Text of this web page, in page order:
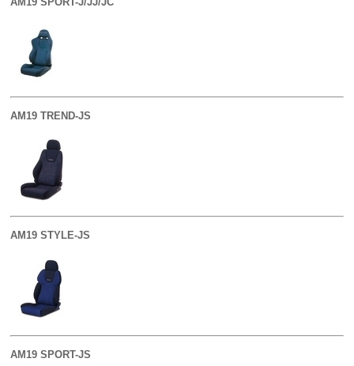
AM19 TREND-JS
AM19 STYLE-JS
AM19 SPORT-JS